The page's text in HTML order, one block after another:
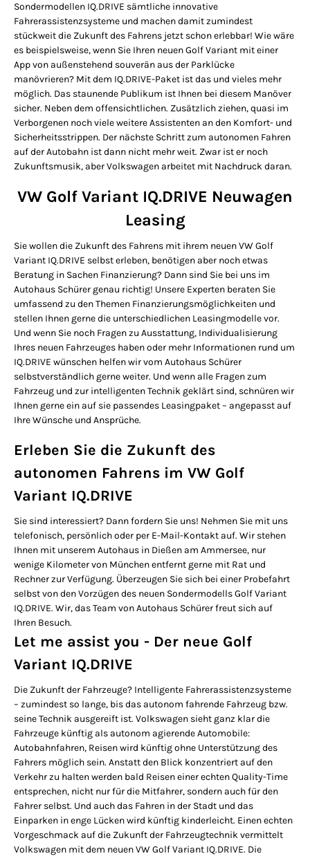
Sondermodellen IQ.DRIVE sämtliche innovative
Fahrerassistenzsysteme und machen damit zumindest
stückweit die Zukunft des Fahrens jetzt schon erlebbar! Wie wäre
es beispielsweise, wenn Sie Ihren neuen Golf Variant mit einer
App von außenstehend souverän aus der Parklücke
manövrieren? Mit dem IQ.DRIVE-Paket ist das und vieles mehr
möglich. Das staunende Publikum ist Ihnen bei diesem Manöver
sicher. Neben dem offensichtlichen. Zusätzlich ziehen, quasi im
Verborgenen noch viele weitere Assistenten an den Komfort- und
Sicherheitsstrippen. Der nächste Schritt zum autonomen Fahren
auf der Autobahn ist dann nicht mehr weit. Zwar ist er noch
Zukunftsmusik, aber Volkswagen arbeitet mit Nachdruck daran.
VW Golf Variant IQ.DRIVE Neuwagen
Leasing
Sie wollen die Zukunft des Fahrens mit ihrem neuen VW Golf
Variant IQ.DRIVE selbst erleben, benötigen aber noch etwas
Beratung in Sachen Finanzierung? Dann sind Sie bei uns im
Autohaus Schürer genau richtig! Unsere Experten beraten Sie
umfassend zu den Themen Finanzierungsmöglichkeiten und
stellen Ihnen gerne die unterschiedlichen Leasingmodelle vor.
Und wenn Sie noch Fragen zu Ausstattung, Individualisierung
Ihres neuen Fahrzeuges haben oder mehr Informationen rund um
IQ.DRIVE wünschen helfen wir vom Autohaus Schürer
selbstverständlich gerne weiter. Und wenn alle Fragen zum
Fahrzeug und zur intelligenten Technik geklärt sind, schnüren wir
Ihnen gerne ein auf sie passendes Leasingpaket – angepasst auf
Ihre Wünsche und Ansprüche.
Erleben Sie die Zukunft des
autonomen Fahrens im VW Golf
Variant IQ.DRIVE
Sie sind interessiert? Dann fordern Sie uns! Nehmen Sie mit uns
telefonisch, persönlich oder per E-Mail-Kontakt auf. Wir stehen
Ihnen mit unserem Autohaus in Dießen am Ammersee, nur
wenige Kilometer von München entfernt gerne mit Rat und
Rechner zur Verfügung. Überzeugen Sie sich bei einer Probefahrt
selbst von den Vorzügen des neuen Sondermodells Golf Variant
IQ.DRIVE. Wir, das Team von Autohaus Schürer freut sich auf
Ihren Besuch.
Let me assist you - Der neue Golf
Variant IQ.DRIVE
Die Zukunft der Fahrzeuge? Intelligente Fahrerassistenzsysteme
– zumindest so lange, bis das autonom fahrende Fahrzeug bzw.
seine Technik ausgereift ist. Volkswagen sieht ganz klar die
Fahrzeuge künftig als autonom agierende Automobile:
Autobahnfahren, Reisen wird künftig ohne Unterstützung des
Fahrers möglich sein. Anstatt den Blick konzentriert auf den
Verkehr zu halten werden bald Reisen einer echten Quality-Time
entsprechen, nicht nur für die Mitfahrer, sondern auch für den
Fahrer selbst. Und auch das Fahren in der Stadt und das
Einparken in enge Lücken wird künftig kinderleicht. Einen echten
Vorgeschmack auf die Zukunft der Fahrzeugtechnik vermittelt
Volkswagen mit dem neuen VW Golf Variant IQ.DRIVE. Die